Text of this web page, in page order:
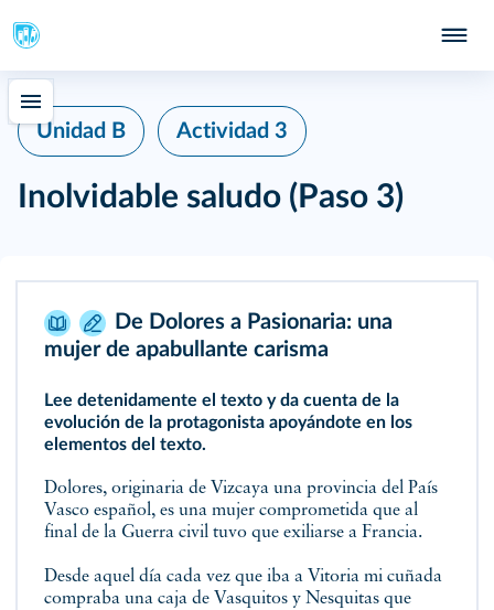
Unidad B Actividad 3
Inolvidable saludo (Paso 3)
De Dolores a Pasionaria: una
mujer de apabullante carisma
Lee detenidamente el texto y da cuenta de la
evolución de la protagonista apoyándote en los
elementos del texto.
Dolores, originaria de Vizcaya una provincia del País
Vasco español, es una mujer comprometida que al
final de la Guerra civil tuvo que exiliarse a Francia.
Desde aquel día cada vez que iba a Vitoria mi cuñada
compraba una caja de Vasquitos y Nesquitas que